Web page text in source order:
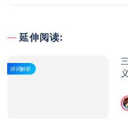
延伸阅读:
诗词解析